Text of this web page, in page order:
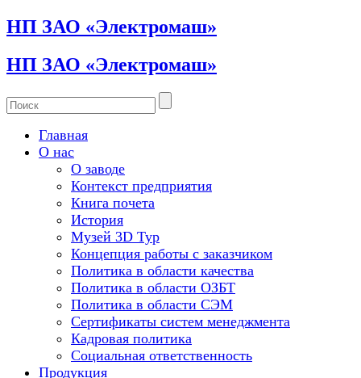
НП ЗАО «Электромаш»
НП ЗАО «Электромаш»
Главная
О нас
О заводе
Контекст предприятия
Книга почета
История
Музей 3D Тур
Концепция работы с заказчиком
Политика в области качества
Политика в области ОЗБТ
Политика в области СЭМ
Сертификаты систем менеджмента
Кадровая политика
Социальная ответственность
Продукция